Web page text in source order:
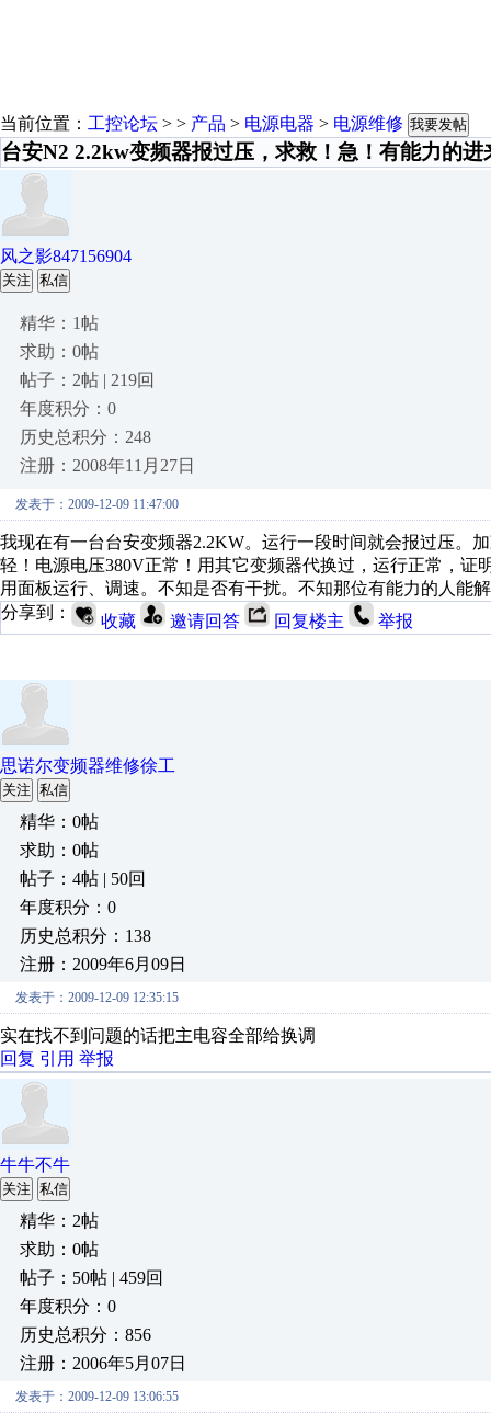
当前位置： 工控论坛 > > 产品 > 电源电器 > 电源维修 我要发帖
台安N2 2.2kw变频器报过压，求救！急！有能力的进
风之影847156904
关注 私信
精华：1帖
求助：0帖
帖子：2帖 | 219回
年度积分：0
历史总积分：248
注册：2008年11月27日
发表于：2009-12-09 11:47:00
我现在有一台台安变频器2.2KW。运行一段时间就会报过压。
轻！电源电压380V正常！用其它变频器代换过，运行正常，
用面板运行、调速。不知是否有干扰。不知那位有能力的人能
分享到：
收藏 邀请回答 回复楼主 举报
思诺尔变频器维修徐工
关注 私信
精华：0帖
求助：0帖
帖子：4帖 | 50回
年度积分：0
历史总积分：138
注册：2009年6月09日
发表于：2009-12-09 12:35:15
实在找不到问题的话把主电容全部给换调
回复 引用 举报
牛牛不牛
关注 私信
精华：2帖
求助：0帖
帖子：50帖 | 459回
年度积分：0
历史总积分：856
注册：2006年5月07日
发表于：2009-12-09 13:06:55